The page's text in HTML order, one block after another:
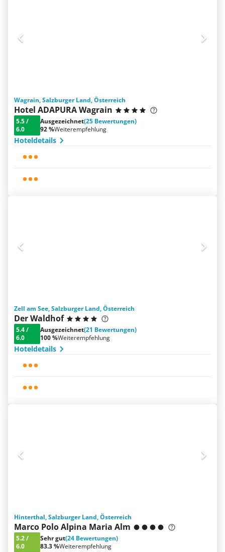
Wagrain, Salzburger Land, Österreich
Hotel ADAPURA Wagrain
5.5/
6.0
Ausgezeichnet(25 Bewertungen)
92 %Weiterempfehlung
Hoteldetails
Zell am See, Salzburger Land, Österreich
Der Waldhof
5.4/
6.0
Ausgezeichnet(21 Bewertungen)
100 %Weiterempfehlung
Hoteldetails
Hinterthal, Salzburger Land, Österreich
Marco Polo Alpina Maria Alm
5.2/
6.0
Sehr gut(24 Bewertungen)
83.3 %Weiterempfehlung